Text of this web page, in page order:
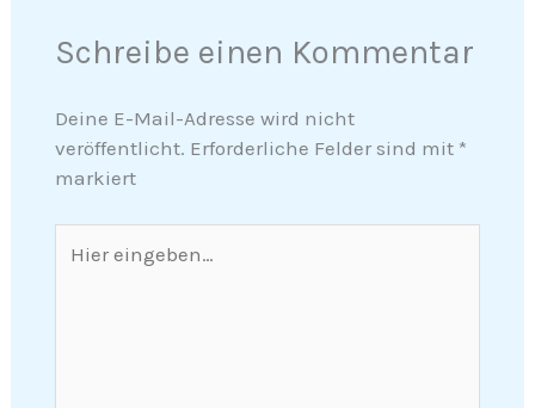
Schreibe einen Kommentar
Deine E-Mail-Adresse wird nicht
veröffentlicht. Erforderliche Felder sind mit *
markiert
eingeben…